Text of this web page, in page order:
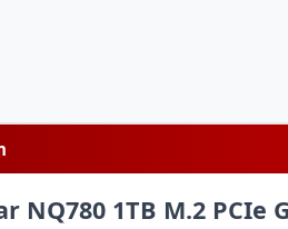
NQ780 1TB M.2